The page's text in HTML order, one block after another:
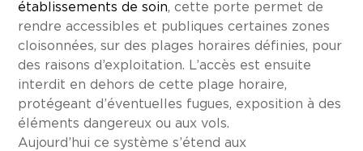
établissements de soin, cette porte permet de
rendre accessibles et publiques certaines zones
cloisonnées, sur des plages horaires définies, pour
des raisons d’exploitation. L’accès est ensuite
interdit en dehors de cette plage horaire,
protégeant d’éventuelles fugues, exposition à des
éléments dangereux ou aux vols.
Aujourd’hui ce système s’étend aux